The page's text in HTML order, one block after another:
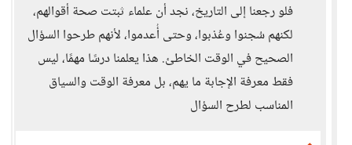
فلو رجعنا إلى التاريخ، نجد أن علماء ثبتت صحة أقوالهم،
لكنهم سُجنوا وعُذبوا، وحتى أُعدموا، لأنهم طرحوا السؤال
الصحيح في الوقت الخاطئ. هذا يعلمنا درسًا مهمًا، ليس
فقط معرفة الإجابة ما يهم، بل معرفة الوقت والسياق
المناسب لطرح السؤال